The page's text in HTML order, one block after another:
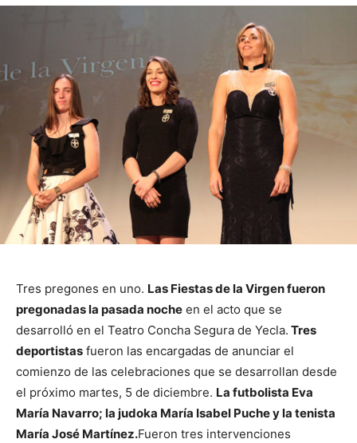
Tres pregones en uno. Las Fiestas de la Virgen fueron
pregonadas la pasada noche en el acto que se
desarrolló en el Teatro Concha Segura de Yecla. Tres
deportistas fueron las encargadas de anunciar el
comienzo de las celebraciones que se desarrollan desde
el próximo martes, 5 de diciembre. La futbolista Eva
María Navarro; la judoka María Isabel Puche y la tenista
María José Martínez.Fueron tres intervenciones